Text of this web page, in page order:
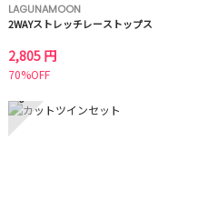
LAGUNAMOON
2WAYストレッチレーストップス
2,805 円
70%OFF
6